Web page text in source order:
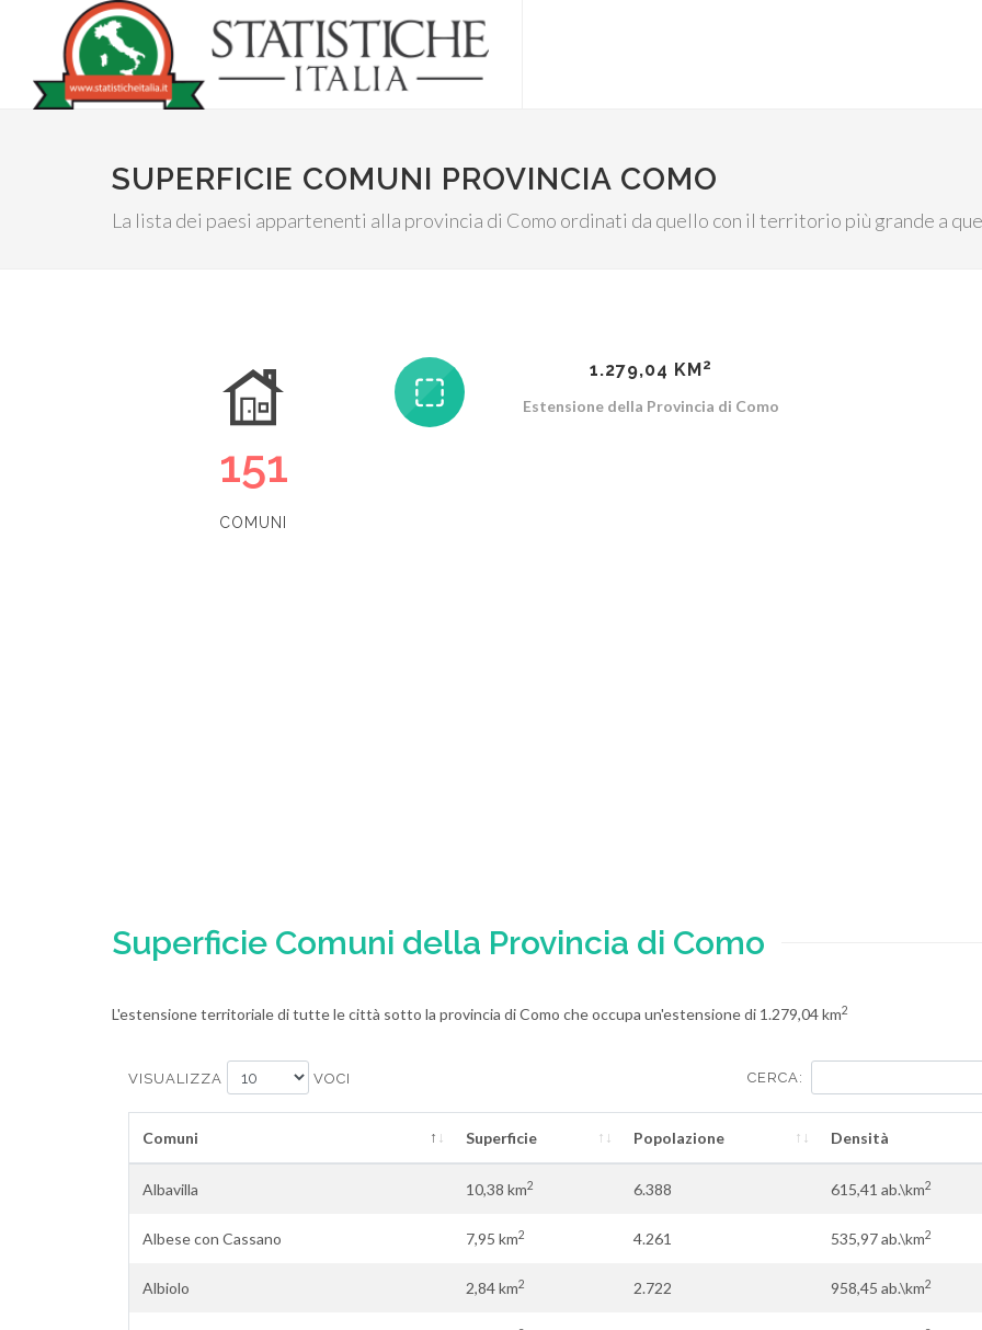
SUPERFICIE COMUNI PROVINCIA COMO
La lista dei paesi appartenenti alla provincia di Como ordinati da quello con il territorio più grande a
151
COMUNI
1.279,04 KM2
Estensione della Provincia di Como
Superficie Comuni della Provincia di Como
L'estensione territoriale di tutte le città sotto la provincia di Como che occupa un'estensione di 1.279,04 km2
VISUALIZZA VOCI CERCA:
Comuni Superficie Popolazione Densità
Albavilla 10,38 km2 6.388 615,41 ab.\km2
Albese con Cassano 7,95 km2 4.261 535,97 ab.\km2
Albiolo 2,84 km2 2.722 958,45 ab.\km2